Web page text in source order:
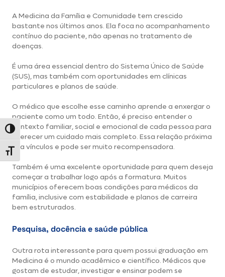
Alternar alto contraste
Alternar tamanho da fonte
A Medicina da Família e Comunidade tem crescido
bastante nos últimos anos. Ela foca no acompanhamento
contínuo do paciente, não apenas no tratamento de
doenças.
É uma área essencial dentro do Sistema Único de Saúde
(SUS), mas também com oportunidades em clínicas
particulares e planos de saúde.
O médico que escolhe esse caminho aprende a enxergar o
paciente como um todo. Então, é preciso entender o
contexto familiar, social e emocional de cada pessoa para
oferecer um cuidado mais completo. Essa relação próxima
cria vínculos e pode ser muito recompensadora.
Também é uma excelente oportunidade para quem deseja
começar a trabalhar logo após a formatura. Muitos
municípios oferecem boas condições para médicos da
família, inclusive com estabilidade e planos de carreira
bem estruturados.
Pesquisa, docência e saúde pública
Outra rota interessante para quem possui graduação em
Medicina é o mundo acadêmico e científico. Médicos que
gostam de estudar, investigar e ensinar podem se